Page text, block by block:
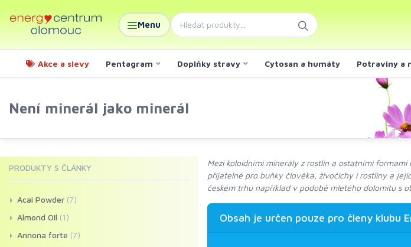
Menu
Akce a slevy Pentagram Doplňky stravy Cytosan a humáty Potraviny a
Není minerál jako minerál
Mezi koloidními minerály z rostlin a ostatními
přijatelné pro buňky člověka, živočichy i rostliny a
českém trhu například v podobě mletého dolomitu s
Obsah je určen pouze pro členy klubu
PRODUKTY S ČLÁNKY
Acai Powder (7)
Almond Oil (1)
Annona forte (7)